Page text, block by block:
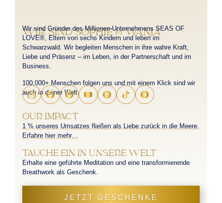
WIR SIND SOPHIE & WANJA
Wir sind Gründer des Millionen-Unternehmens SEAS OF
LOVE®, Eltern von sechs Kindern und leben im
Schwarzwald. Wir begleiten Menschen in ihre wahre Kraft,
Liebe und Präsenz – im Leben, in der Partnerschaft und im
Business.
100.000+ Menschen folgen uns und mit einem Klick sind wir
auch in deiner Welt.
OUR IMPACT
1 % unseres Umsatzes fließen als Liebe zurück in die Meere.
Erfahre hier mehr…
TAUCHE EIN IN UNSERE WELT
Erhalte eine geführte Meditation und eine transformierende
Breathwork als Geschenk.
JETZT GESCHENKE